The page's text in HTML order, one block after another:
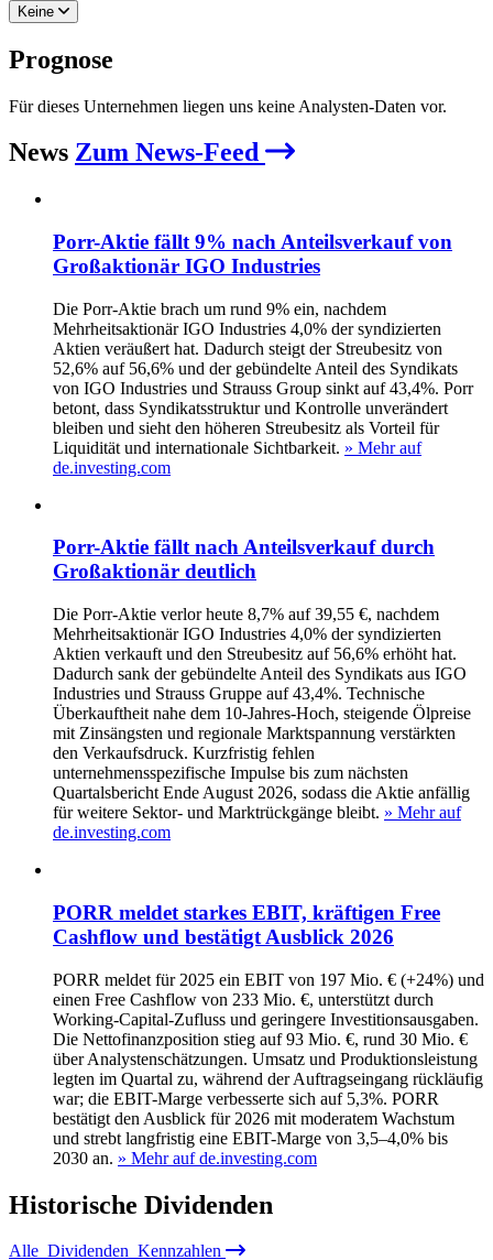
Keine
Prognose
Für dieses Unternehmen liegen uns keine Analysten-Daten vor.
News Zum News-Feed
Porr-Aktie fällt 9% nach Anteilsverkauf von
Großaktionär IGO Industries
Die Porr-Aktie brach um rund 9% ein, nachdem
Mehrheitsaktionär IGO Industries 4,0% der syndizierten
Aktien veräußert hat. Dadurch steigt der Streubesitz von
52,6% auf 56,6% und der gebündelte Anteil des Syndikats
von IGO Industries und Strauss Group sinkt auf 43,4%. Porr
betont, dass Syndikatsstruktur und Kontrolle unverändert
bleiben und sieht den höheren Streubesitz als Vorteil für
Liquidität und internationale Sichtbarkeit. » Mehr auf
de.investing.com
Porr-Aktie fällt nach Anteilsverkauf durch
Großaktionär deutlich
Die Porr-Aktie verlor heute 8,7% auf 39,55 €, nachdem
Mehrheitsaktionär IGO Industries 4,0% der syndizierten
Aktien verkauft und den Streubesitz auf 56,6% erhöht hat.
Dadurch sank der gebündelte Anteil des Syndikats aus IGO
Industries und Strauss Gruppe auf 43,4%. Technische
Überkauftheit nahe dem 10-Jahres-Hoch, steigende Ölpreise
mit Zinsängsten und regionale Marktspannung verstärkten
den Verkaufsdruck. Kurzfristig fehlen
unternehmensspezifische Impulse bis zum nächsten
Quartalsbericht Ende August 2026, sodass die Aktie anfällig
für weitere Sektor- und Marktrückgänge bleibt. » Mehr auf
de.investing.com
PORR meldet starkes EBIT, kräftigen Free
Cashflow und bestätigt Ausblick 2026
PORR meldet für 2025 ein EBIT von 197 Mio. € (+24%) und
einen Free Cashflow von 233 Mio. €, unterstützt durch
Working-Capital-Zufluss und geringere Investitionsausgaben.
Die Nettofinanzposition stieg auf 93 Mio. €, rund 30 Mio. €
über Analystenschätzungen. Umsatz und Produktionsleistung
legten im Quartal zu, während der Auftragseingang rückläufig
war; die EBIT-Marge verbesserte sich auf 5,3%. PORR
bestätigt den Ausblick für 2026 mit moderatem Wachstum
und strebt langfristig eine EBIT-Marge von 3,5–4,0% bis
2030 an. » Mehr auf de.investing.com
Historische Dividenden
Alle Dividenden Kennzahlen